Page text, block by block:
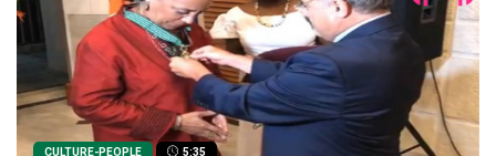
CULTURE-PEOPLE 5:35